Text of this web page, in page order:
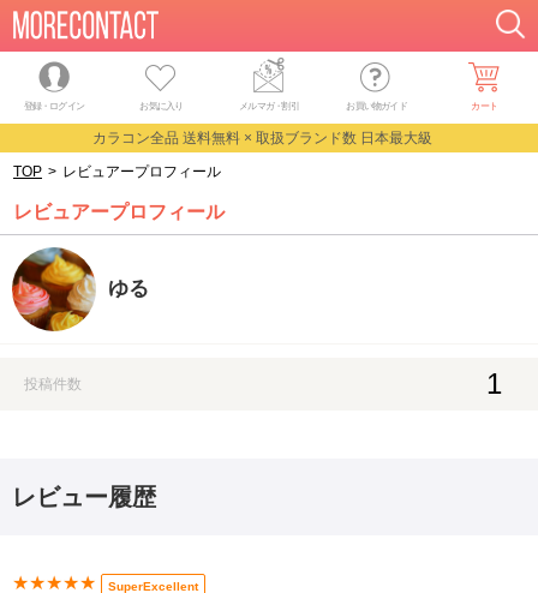
登録・ログイン お気に入り メルマガ・割引 お買い物ガイド カート
カラコン全品 送料無料 × 取扱ブランド数 日本最大級
TOP > レビュアープロフィール
レビュアープロフィール
ゆる
投稿件数 1
レビュー履歴
★★★★★ SuperExcellent